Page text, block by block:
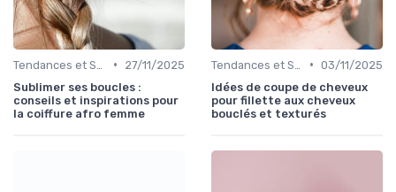
•
27/11/2025
Sublimer ses boucles :
conseils et inspirations pour
la coiffure afro femme
• 03/11/2025
Idées de coupe de cheveux
pour fillette aux cheveux
bouclés et texturés